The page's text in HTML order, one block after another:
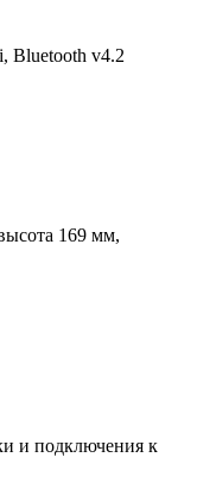
Bluetooth v4.2
169 мм,
и подключения к